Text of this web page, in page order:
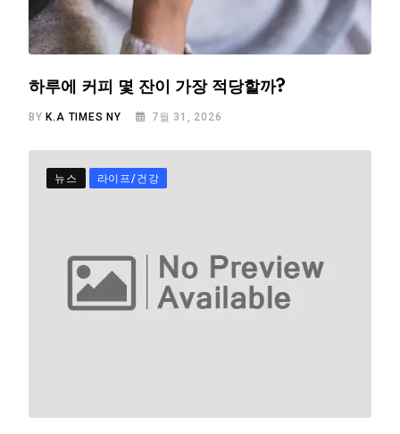
하루에 커피 몇 잔이 가장 적당할까?
BYK.A TIMES NY 7월 31, 2026
뉴스 라이프/건강